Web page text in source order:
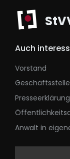
Auch
Vorstand
Geschäftsstelle
Anwalt in